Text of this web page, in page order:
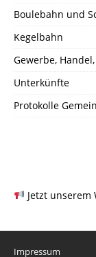
Boulebahn und
Kegelbahn
Gewerbe,
Unterkünfte
Protokolle
Jetzt unserem
Impressum